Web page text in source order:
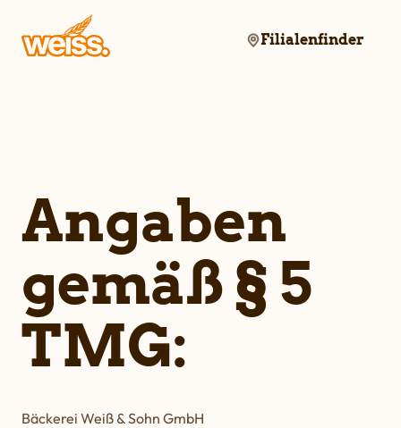
Filialenfinder
Angaben
gemäß § 5
TMG:
Bäckerei Weiß & Sohn GmbH